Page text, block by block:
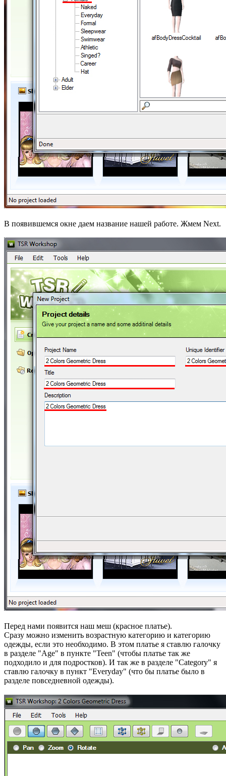
В появившемся окне даем название нашей работе. Жмем Next.
Перед нами появится наш меш (красное платье).
Сразу можно изменить возрастную категорию и категорию
одежды, если это необходимо. В этом платье я ставлю галочку
в разделе "Age" в пункте "Teen" (чтобы платье так же
подходило и для подростков). И так же в разделе "Category" я
ставлю галочку в пункт "Everyday" (что бы платье было в
разделе повседневной одежды).